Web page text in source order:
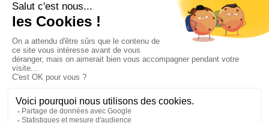
encore Nong Kiaw-Luang Prabang
pour les petits trajets, vous pourrez emprunter des taxis
fluviaux (bateaux à longue queue ou bateaux à rames). Ils
vous seront utiles pour certaines visites (Pak Ou, les 4000
îles, ruines de Vat Phou, etc.)
notamment, de catégorie plus chic, donc plus chères mais
sentiers battus (comme la croisière Vat Phou dans le Sud
du Laos en 3 jours par exemple)